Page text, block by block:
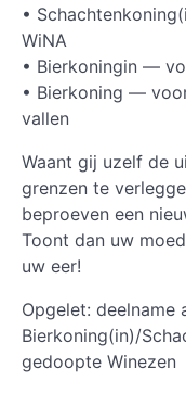
•
WiNA
• Bierkoningin —
• Bierkoning —
vallen
Waant gij uzelf de
grenzen te
beproeven een
Toont dan uw
uw eer!
Opgelet: deelname
Bierkoning(in)/
gedoopte Winezen